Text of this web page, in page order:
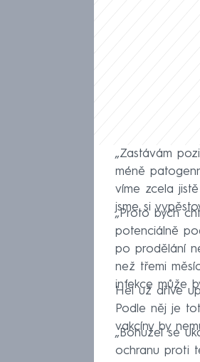
„Zastávám
méně
víme zcela
jsme si
„Proto bych
potenciálně
po prodělání
než třemi
infekce může
Hel už dříve
Podle něj je
vakcíny by
„Bohužel se
ochranu proti